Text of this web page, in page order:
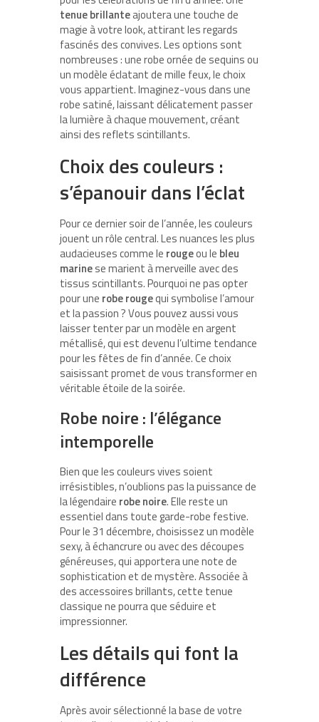
tenue brillanteajoutera une touche de
magie à votre look, attirant les regards
fascinés des convives. Les options sont
nombreuses : une robe ornée de sequins ou
un modèle éclatant de mille feux, le choix
vous appartient. Imaginez-vous dans une
robe satiné, laissant délicatement passer
la lumière à chaque mouvement, créant
ainsi des reflets scintillants.
Choix des couleurs :
s’épanouir dans l’éclat
Pour ce dernier soir de l’année, les couleurs
jouent un rôle central. Les nuances les plus
audacieuses comme le rougeou le bleu
marinese marient à merveille avec des
tissus scintillants. Pourquoi ne pas opter
pour une robe rougequi symbolise l’amour
et la passion ? Vous pouvez aussi vous
laisser tenter par un modèle en argent
métallisé, qui est devenu l’ultime tendance
pour les fêtes de fin d’année. Ce choix
saisissant promet de vous transformer en
véritable étoile de la soirée.
Robe noire : l’élégance
intemporelle
Bien que les couleurs vives soient
irrésistibles, n’oublions pas la puissance de
la légendaire robe noire. Elle reste un
essentiel dans toute garde-robe festive.
Pour le 31 décembre, choisissez un modèle
sexy, à échancrure ou avec des découpes
généreuses, qui apportera une note de
sophistication et de mystère. Associée à
des accessoires brillants, cette tenue
classique ne pourra que séduire et
impressionner.
Les détails qui font la
différence
Après avoir sélectionné la base de votre